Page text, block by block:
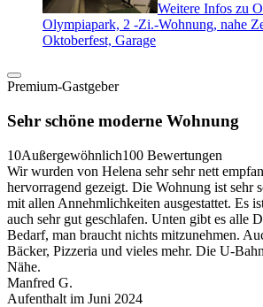
Weitere Infos zu
Olympiapark, 2 -Zi.-Wohnung, nahe
Oktoberfest, Garage
Premium-Gastgeber
Sehr schöne moderne Wohnung
10Außergewöhnlich100 Bewertungen
Wir wurden von Helena sehr sehr nett
hervorragend gezeigt. Die Wohnung ist sehr
mit allen Annehmlichkeiten ausgestattet. Es
auch sehr gut geschlafen. Unten gibt es alle
Bedarf, man braucht nichts mitzunehmen.
Bäcker, Pizzeria und vieles mehr. Die U-
Nähe.
Manfred G.
Aufenthalt im Juni 2024